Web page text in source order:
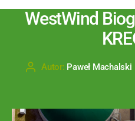
WestWind
Autor: Paweł Machalski